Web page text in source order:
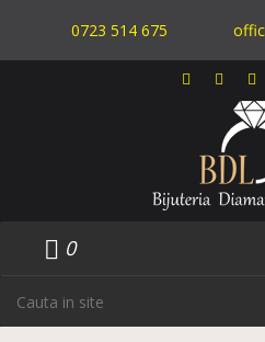
0723 514 675
0